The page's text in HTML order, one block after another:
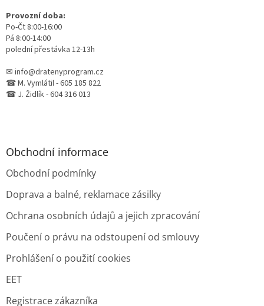
Provozní doba:
Po-Čt 8:00-16:00
Pá 8:00-14:00
polední přestávka 12-13h
✉ info@dratenyprogram.cz
☎ M. Vymlátil - 605 185 822
☎ J. Židlík - 604 316 013
Obchodní informace
Obchodní podmínky
Doprava a balné, reklamace zásilky
Ochrana osobních údajů a jejich zpracování
Poučení o právu na odstoupení od smlouvy
Prohlášení o použití cookies
EET
Registrace zákazníka